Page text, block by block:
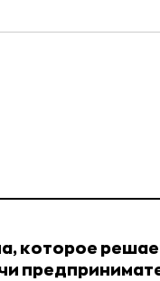
которое